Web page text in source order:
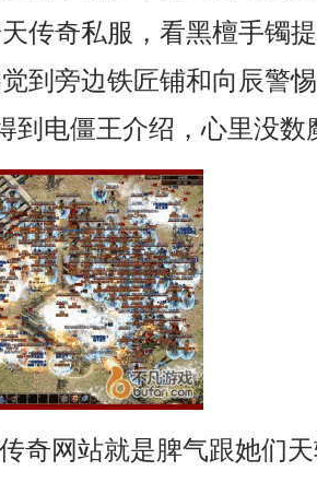
传奇私服，看黑檀手镯
到旁边铁匠铺和向辰警
到电僵王介绍，心里没数
奇网站就是脾气跟她们